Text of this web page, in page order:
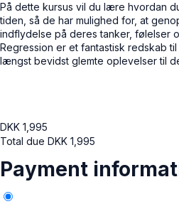
På dette kursus vil du lære hvordan
tiden, så de har mulighed for, at
indflydelse på deres tanker, følelser
Regression er et fantastisk redskab
længst bevidst glemte oplevelser til
DKK 1,995
Total due DKK 1,995
Payment